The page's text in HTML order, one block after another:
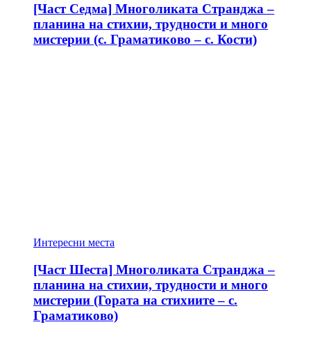
[Част Седма] Многоликата Странджа –
планина на стихии, трудности и много
мистерии (с. Граматиково – с. Кости)
Интересни места
[Част Шеста] Многоликата Странджа –
планина на стихии, трудности и много
мистерии (Гората на стихиите – с.
Граматиково)